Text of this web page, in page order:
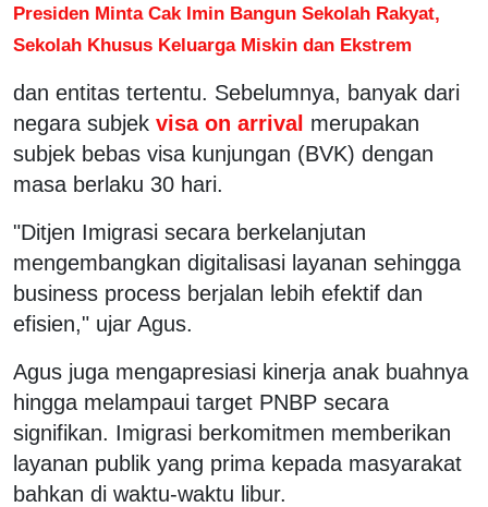
Presiden Minta Cak Imin Bangun Sekolah Rakyat,
Sekolah Khusus Keluarga Miskin dan Ekstrem
dan entitas tertentu. Sebelumnya, banyak dari
negara subjek visa on arrival merupakan
subjek bebas visa kunjungan (BVK) dengan
masa berlaku 30 hari.
"Ditjen Imigrasi secara berkelanjutan
mengembangkan digitalisasi layanan sehingga
business process berjalan lebih efektif dan
efisien," ujar Agus.
Agus juga mengapresiasi kinerja anak buahnya
hingga melampaui target PNBP secara
signifikan. Imigrasi berkomitmen memberikan
layanan publik yang prima kepada masyarakat
bahkan di waktu-waktu libur.